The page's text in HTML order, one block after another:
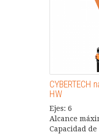
CYBERTECH
HW
Ejes: 6
Alcance
Capacidad